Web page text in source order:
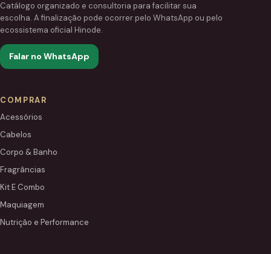
Catálogo organizado e consultoria para facilitar sua
escolha. A finalização pode ocorrer pelo WhatsApp ou pelo
ecossistema oficial Hinode.
Falar no WhatsApp
COMPRAR
Acessórios
Cabelos
Corpo & Banho
Fragrâncias
Kit E Combo
Maquiagem
Nutrição e Performance